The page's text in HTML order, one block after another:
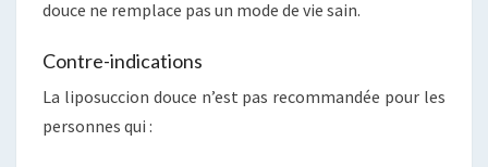
douce ne remplace pas un mode de vie sain.
Contre-indications
La liposuccion douce n’est pas recommandée pour les
personnes qui :